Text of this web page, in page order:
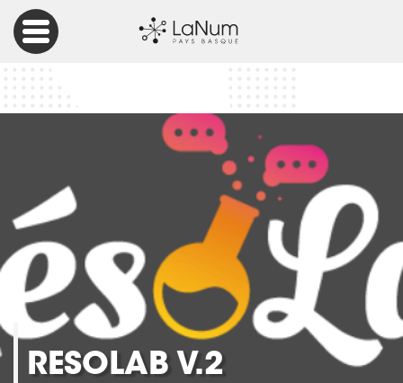
Accueil
RESOLAB V.2